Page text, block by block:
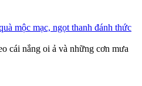
mộc mạc, ngọt thanh đánh thức
cái nắng oi ả và những cơn mưa